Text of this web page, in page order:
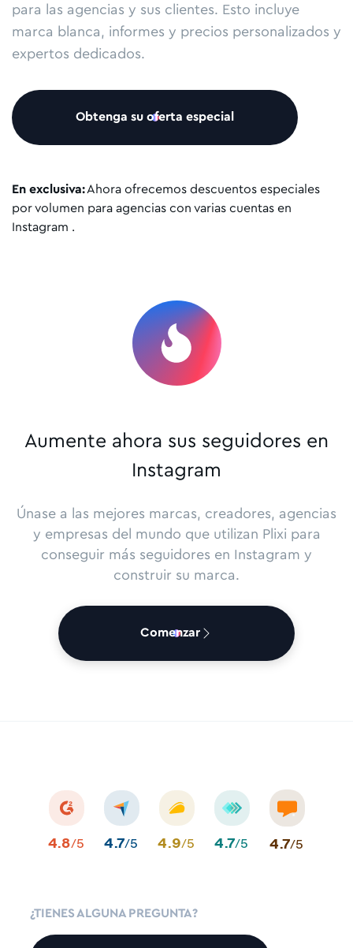
para las agencias y sus clientes. Esto incluye
marca blanca, informes y precios personalizados y
expertos dedicados.
Obtenga su oferta especial
En exclusiva:Ahora ofrecemos descuentos especiales
por volumen para agencias con varias cuentas en
Instagram .
Aumente ahora sus seguidores en
Instagram
Únase a las mejores marcas, creadores, agencias
y empresas del mundo que utilizan Plixi para
conseguir más seguidores en Instagram y
construir su marca.
Comenzar
4.8/5 4.7/5 4.9/5 4.7/5 4.7/5
¿TIENES ALGUNA PREGUNTA?